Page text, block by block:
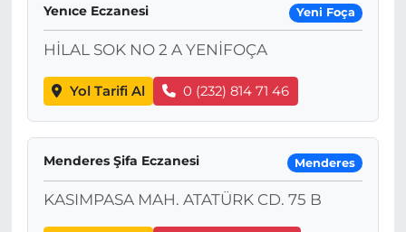
Yenıce Eczanesi Yeni Foça
HİLAL SOK NO 2 A YENİFOÇA
Yol Tarifi Al 0 (232) 814 71 46
Menderes Şifa Eczanesi Menderes
KASIMPASA MAH. ATATÜRK CD. 75 B